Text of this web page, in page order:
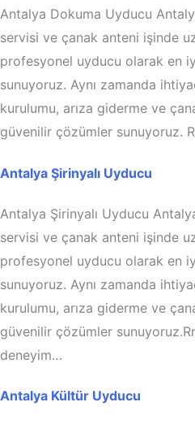
Antalya Dokuma Uyducu
servisi ve çanak anteni işinde
profesyonel uyducu olarak en
sunuyoruz. Aynı zamanda
kurulumu, arıza giderme ve
güvenilir çözümler sunuyoruz.
Antalya Şirinyalı Uyducu
Antalya Şirinyalı Uyducu
servisi ve çanak anteni işinde
profesyonel uyducu olarak en
sunuyoruz. Aynı zamanda
kurulumu, arıza giderme ve
güvenilir çözümler
deneyim…
Antalya Kültür Uyducu